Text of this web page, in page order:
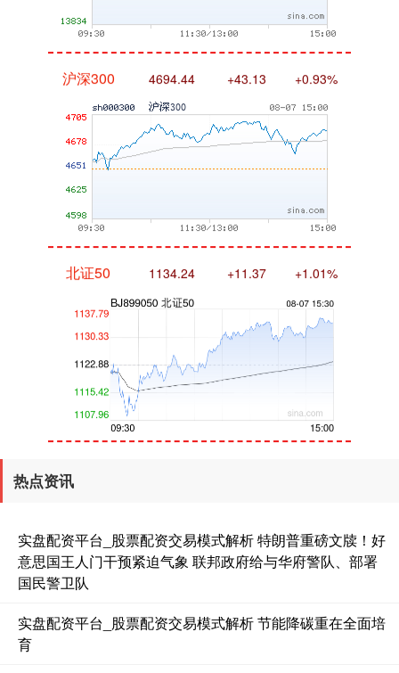
沪深300 4694.44 +43.13 +0.93%
北证50 1134.24 +11.37 +1.01%
创业板指 3563.12 +47.56 +1.35%
基金指数
热点资讯
实盘配资平台_股票配资交易模式解析 特朗普重磅文牍！好
意思国王人门干预紧迫气象 联邦政府给与华府警队、部署
国民警卫队
实盘配资平台_股票配资交易模式解析 节能降碳重在全面培
育